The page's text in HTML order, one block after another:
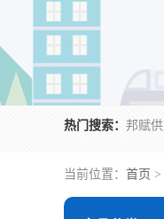
热门搜索：
当前位置： 首页 >